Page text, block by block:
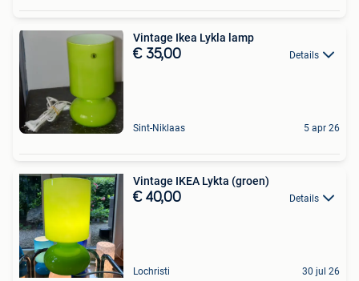
Vintage Ikea Lykla lamp
€ 35,00 Details
Sint-Niklaas 5 apr 26
Vintage IKEA Lykta (groen)
€ 40,00 Details
Lochristi 30 jul 26